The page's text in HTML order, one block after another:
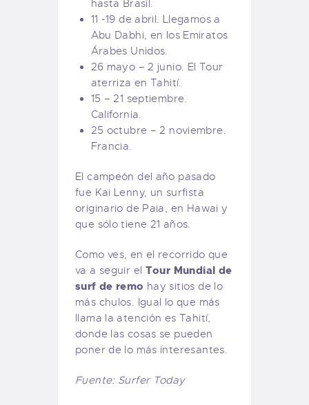
hasta Brasil.
11 -19 de abril. Llegamos a
Abu Dabhi, en los Emiratos
Árabes Unidos.
26 mayo – 2 junio. El Tour
aterriza en Tahití.
15 – 21 septiembre.
California.
25 octubre – 2 noviembre.
Francia.
El campeón del año pasado
fue Kai Lenny, un surfista
originario de Paia, en Hawai y
que sólo tiene 21 años.
Como ves, en el recorrido que
va a seguir el Tour Mundial de
surf de remo hay sitios de lo
más chulos. Igual lo que más
llama la atención es Tahití,
donde las cosas se pueden
poner de lo más interesantes.
Fuente: Surfer Today